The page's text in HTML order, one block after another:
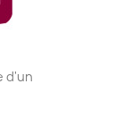
d'un